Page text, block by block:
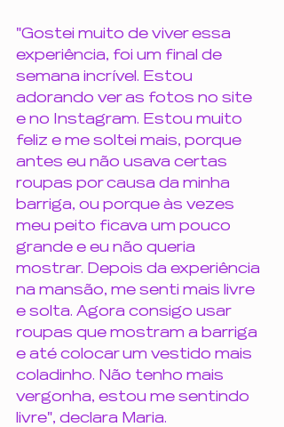
"Gostei muito de viver essa
experiência, foi um final de
semana incrível. Estou
adorando ver as fotos no site
e no Instagram. Estou muito
feliz e me soltei mais, porque
antes eu não usava certas
roupas por causa da minha
barriga, ou porque às vezes
meu peito ficava um pouco
grande e eu não queria
mostrar. Depois da experiência
na mansão, me senti mais livre
e solta. Agora consigo usar
roupas que mostram a barriga
e até colocar um vestido mais
coladinho. Não tenho mais
vergonha, estou me sentindo
livre", declara Maria.